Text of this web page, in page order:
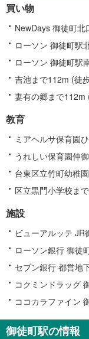
買い物
NewDays 御徒町
ローソン 御徒町駅
ローソン 御徒町駅
吉池まで112m (徒
妻有の郷まで112m
教育
ミアヘルサ保育園
うれしい保育園仲
台東区立竹町幼稚
区立黒門小学校ま
施設
ビューアルッテ
ローソン銀行 御徒
セブン銀行 都営地
コクミンドラッグ
ココカラファイン
御徒町駅の情報